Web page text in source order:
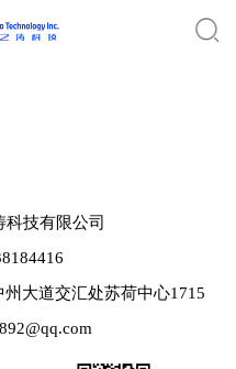
科技有限公司
大道交汇处苏荷中心1715